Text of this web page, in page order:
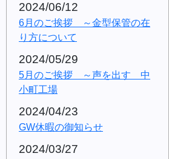
2024/06/12
6月のご挨拶 ～金型保管の在
り方について
2024/05/29
5月のご挨拶 ～声を出す 中
小町工場
2024/04/23
GW休暇の御知らせ
2024/03/27